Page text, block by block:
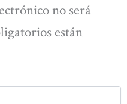
no será
están